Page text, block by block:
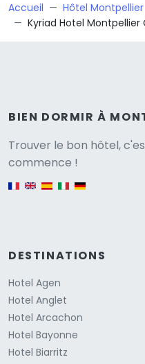
Accueil Hôtel Montpellier
Kyriad Hotel
BIEN DORMIR À
Trouver le bon hôtel,
commence !
English version
DESTINATIONS
Hotel Agen
Hotel Anglet
Hotel Arcachon
Hotel Bayonne
Hotel Biarritz